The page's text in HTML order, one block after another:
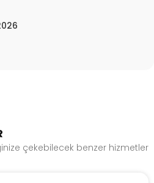
çekebilecek benzer hizmetler